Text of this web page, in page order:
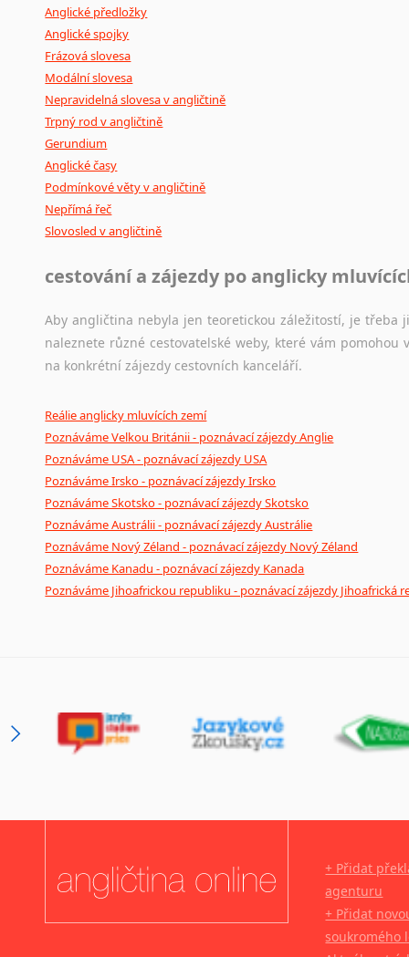
Anglické předložky
Anglické spojky
Frázová slovesa
Modální slovesa
Nepravidelná slovesa v angličtině
Trpný rod v angličtině
Gerundium
Anglické časy
Podmínkové věty v angličtině
Nepřímá řeč
Slovosled v angličtině
cestování a zájezdy po anglicky
Aby angličtina nebyla jen teoretickou záležitostí, je
naleznete různé cestovatelské weby, které vám
na konkrétní zájezdy cestovních kanceláří.
Reálie anglicky mluvících zemí
Poznáváme Velkou Británii - poznávací zájezdy Anglie
Poznáváme USA - poznávací zájezdy USA
Poznáváme Irsko - poznávací zájezdy Irsko
Poznáváme Skotsko - poznávací zájezdy Skotsko
Poznáváme Austrálii - poznávací zájezdy Austrálie
Poznáváme Nový Zéland - poznávací zájezdy Nový Zéland
Poznáváme Kanadu - poznávací zájezdy Kanada
Poznáváme Jihoafrickou republiku - poznávací zájezdy Jihoafrická
+ Přidat
agenturu
+ Přidat
soukromého